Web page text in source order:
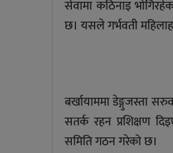
सेवामा कठिनाइ
छ। यसले गर्भवती
बर्खायाममा डेङ्गुजस्ता
सतर्क रहन प्रशिक्षण
समिति गठन गरेको छ।